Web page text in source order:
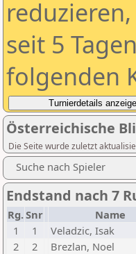
seit 5
folgenden
Österreichische
Die Seite wurde zuletzt
Suche nach Spieler
Endstand nach 7
Rg.Snr Name
1
1 Veladzic, Isak
2
2 Brezlan, Noel